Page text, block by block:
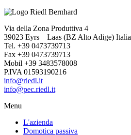
Via della Zona Produttiva 4
39023 Eyrs – Laas (BZ Alto Adige) Italia
Tel. +39 0473739713
Fax +39 0473739713
Mobil +39 3483578008
P.IVA 01593190216
info@riedl.it
info@pec.riedl.it
Menu
L'azienda
Domotica passiva